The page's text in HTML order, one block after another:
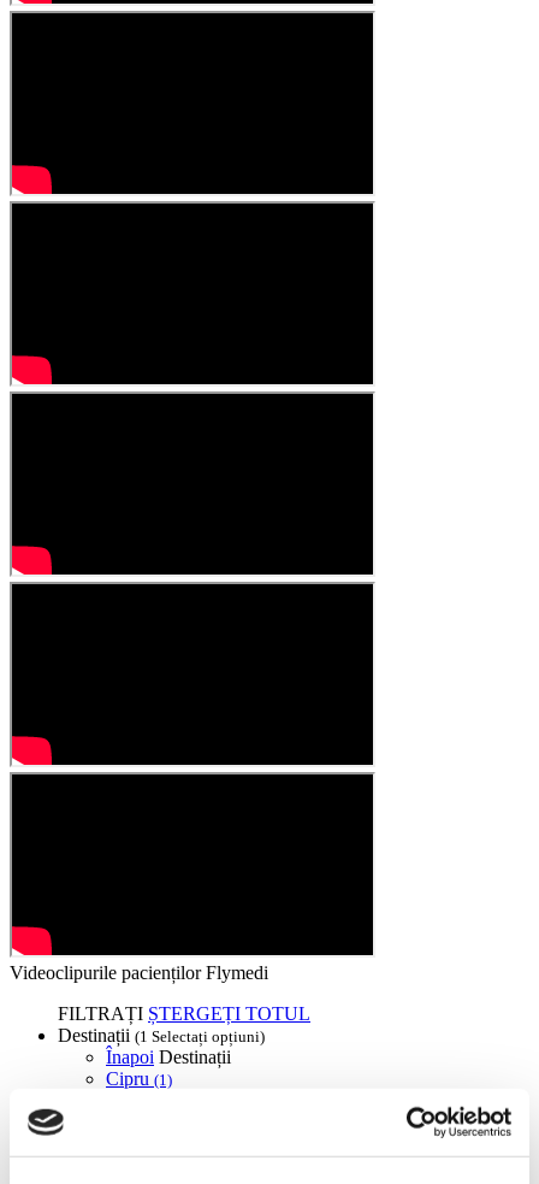
Videoclipurile pacienților Flymedi
FILTRAȚI ȘTERGEȚI TOTUL
Destinații (1 Selectați opțiuni)
Înapoi Destinații
Cipru (1)